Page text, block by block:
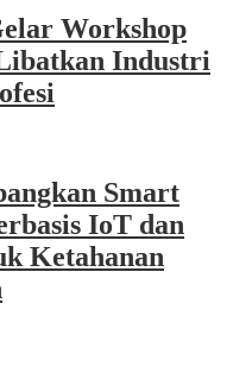
Workshop
Industri
Smart
IoT dan
Ketahanan